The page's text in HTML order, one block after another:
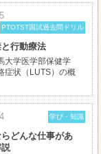
PTOTST国試過去問ドリル
行動療法
大学医学部保健学
症状（LUTS）の概
学び・知識
どんな仕事があ